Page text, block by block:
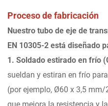
Proceso de fabricación
Nuestro tubo de eje de
EN 10305-2 está diseñado
1. Soldado estirado en frío
sueldan y estiran en frío
(por ejemplo, Ø60 x 3,5